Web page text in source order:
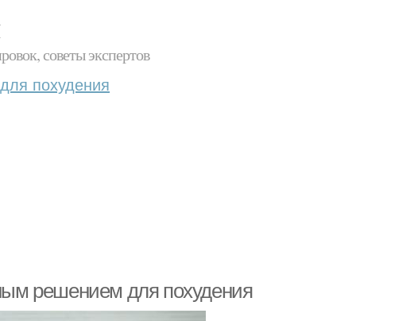
советы экспертов
похудения
решением для похудения